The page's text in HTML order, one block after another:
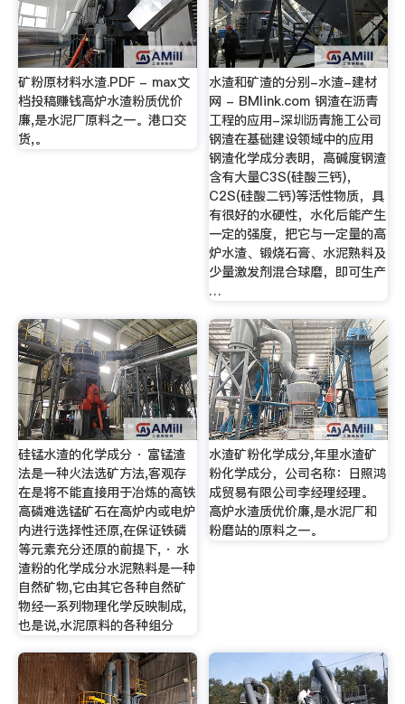
矿粉原材料水渣.PDF - max文
档投稿赚钱高炉水渣粉质优价
廉,是水泥厂原料之一。港口交
货,。
水渣和矿渣的分别-水渣-建材
网 - BMlink.com 钢渣在沥青
工程的应用-深圳沥青施工公司
钢渣在基础建设领域中的应用
钢渣化学成分表明，高碱度钢渣
含有大量C3S(硅酸三钙)，
C2S(硅酸二钙)等活性物质，具
有很好的水硬性，水化后能产生
一定的强度，把它与一定量的高
炉水渣、锻烧石膏、水泥熟料及
少量激发剂混合球磨，即可生产
…
硅锰水渣的化学成分 · 富锰渣
法是一种火法选矿方法,客观存
在是将不能直接用于冶炼的高铁
高磷难选锰矿石在高炉内或电炉
内进行选择性还原,在保证铁磷
等元素充分还原的前提下, · 水
渣粉的化学成分水泥熟料是一种
自然矿物,它由其它各种自然矿
物经一系列物理化学反映制成,
也是说,水泥原料的各种组分
水渣矿粉化学成分,年里水渣矿
粉化学成分，公司名称：日照鸿
成贸易有限公司李经理经理。
高炉水渣质优价廉,是水泥厂和
粉磨站的原料之一。